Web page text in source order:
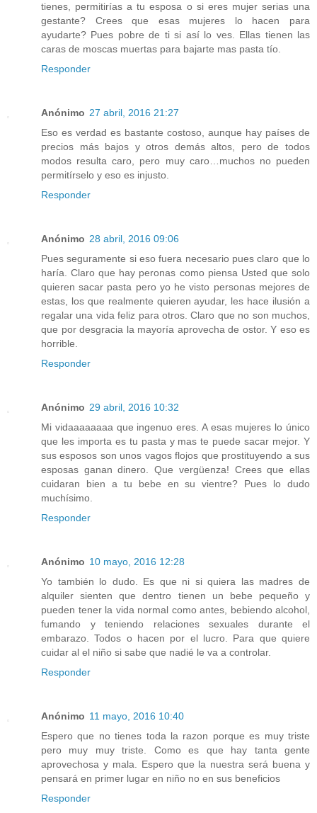
tienes, permitirías a tu esposa o si eres mujer serias una
gestante? Crees que esas mujeres lo hacen para
ayudarte? Pues pobre de ti si así lo ves. Ellas tienen las
caras de moscas muertas para bajarte mas pasta tío.
Responder
Anónimo 27 abril, 2016 21:27
Eso es verdad es bastante costoso, aunque hay países de
precios más bajos y otros demás altos, pero de todos
modos resulta caro, pero muy caro…muchos no pueden
permitírselo y eso es injusto.
Responder
Anónimo 28 abril, 2016 09:06
Pues seguramente si eso fuera necesario pues claro que lo
haría. Claro que hay peronas como piensa Usted que solo
quieren sacar pasta pero yo he visto personas mejores de
estas, los que realmente quieren ayudar, les hace ilusión a
regalar una vida feliz para otros. Claro que no son muchos,
que por desgracia la mayoría aprovecha de ostor. Y eso es
horrible.
Responder
Anónimo 29 abril, 2016 10:32
Mi vidaaaaaaaa que ingenuo eres. A esas mujeres lo único
que les importa es tu pasta y mas te puede sacar mejor. Y
sus esposos son unos vagos flojos que prostituyendo a sus
esposas ganan dinero. Que vergüenza! Crees que ellas
cuidaran bien a tu bebe en su vientre? Pues lo dudo
muchísimo.
Responder
Anónimo 10 mayo, 2016 12:28
Yo también lo dudo. Es que ni si quiera las madres de
alquiler sienten que dentro tienen un bebe pequeño y
pueden tener la vida normal como antes, bebiendo alcohol,
fumando y teniendo relaciones sexuales durante el
embarazo. Todos o hacen por el lucro. Para que quiere
cuidar al el niño si sabe que nadié le va a controlar.
Responder
Anónimo 11 mayo, 2016 10:40
Espero que no tienes toda la razon porque es muy triste
pero muy muy triste. Como es que hay tanta gente
aprovechosa y mala. Espero que la nuestra será buena y
pensará en primer lugar en niño no en sus beneficios
Responder